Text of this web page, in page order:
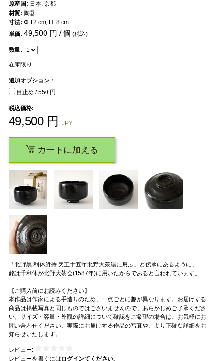
「北野黒 利休所持 天正十五年北野大茶湯に用ふ」と伝承にあるように、
銘は千利休が北野大茶会(1587年)に用いたからであると言われています。
【ご購入前にお読みください】
本作品は作家による手造りのため、一点ごとに趣が異なります。お届けする
商品は掲載写真と同じものではございませんので、あらかじめご了承くださ
い。サイズ・容量・外観の詳細について確認をご希望の場合は、お気軽にお
問い合わせください。実際にお届けする作品の写真や、より正確な詳細をお
知らせいたします。
レビュー:
レビューを書くには ログインてください.
原産国: 日本, 京都
材質: 陶器
寸法: Φ 12 cm, H: 8 cm
単価: 49,500円 / 個 (税込)
数量:
在庫限り
追加オプション：
目止め / 550 円
税込価格:
49,500円 JPY
カートに加える